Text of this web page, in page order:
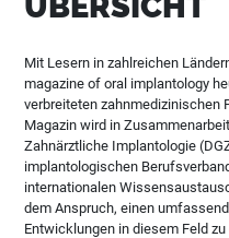
Mit Lesern in zahlreichen
magazine of oral implantology
verbreiteten zahnmedizinischen
Magazin wird in
Zahnärztliche Implantologie
implantologischen
internationalen
dem Anspruch, einen
Entwicklungen in diesem Feld